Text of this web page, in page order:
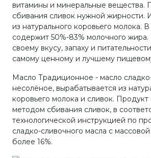
витамины и минеральные вещества.
сбивания сливок нужной жирности.
из натурального коровьего молока.
содержит 50%-83% молочного жира.
своему вкусу, запаху и
самому ценному и лучшему
Масло Традиционное - масло
несолёное, вырабатывается из
коровьего молока и сливок. Продукт
методом сбивания сливок, в
технологической инструкцией по
сладко-сливочного масла с
более 16%.